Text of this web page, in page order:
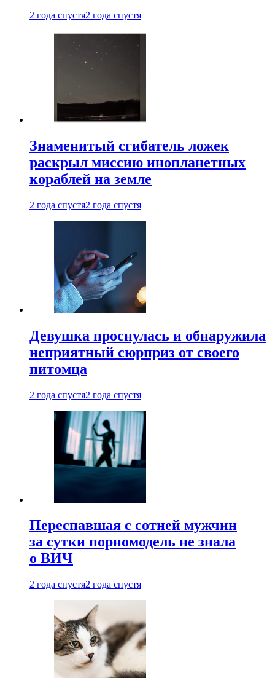
2 года спустя2 года спустя
Знаменитый сгибатель ложек
раскрыл миссию инопланетных
кораблей на земле
2 года спустя2 года спустя
Девушка проснулась и обнаружила
неприятный сюрприз от своего
питомца
2 года спустя2 года спустя
Переспавшая с сотней мужчин
за сутки порномодель не знала
о ВИЧ
2 года спустя2 года спустя